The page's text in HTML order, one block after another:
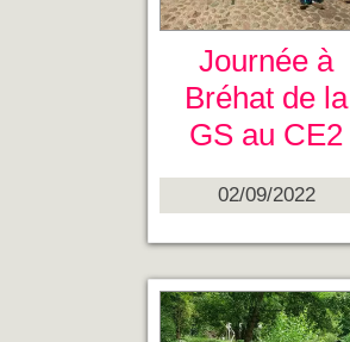
Journée à
Bréhat de la
GS au CE2
02/09/2022